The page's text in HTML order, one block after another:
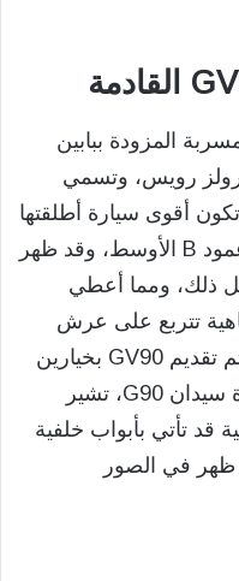
المزودة ببابين
رويس، وتسمي
أقوى سيارة أطلقتها
جينيسيس، وتاتي السيارة بدون عمود B الأوسط، وقد ظهر
ذلك، ومما أعطي
تتربع على عرش
SUV الجديدة، ومن المتوقع أن يتم تقديم GV90 بخيارين
منها طول قاعدة العجلات كسيارة سيدان G90، تشير
قد تأتي بأبواب خلفية
ظهر في الصور